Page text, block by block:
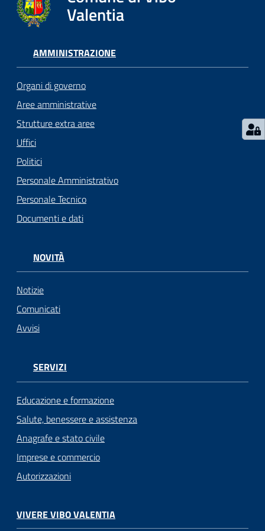
argomenti...
Seguici
su
Valentia
AMMINISTRAZIONE
Organi di governo
Aree amministrative
Strutture extra aree
Uffici
Politici
Personale Amministrativo
Personale Tecnico
Documenti e dati
NOVITÀ
Notizie
Comunicati
Avvisi
SERVIZI
Educazione e formazione
Salute, benessere e assistenza
Anagrafe e stato civile
Imprese e commercio
Autorizzazioni
VIVERE VIBO VALENTIA